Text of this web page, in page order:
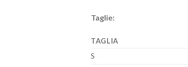
Taglie:
TAGLIA
S